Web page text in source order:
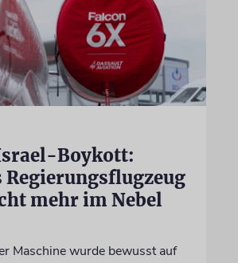
Boykott:
Regierungsflugzeug
mehr im Nebel
Maschine wurde bewusst auf